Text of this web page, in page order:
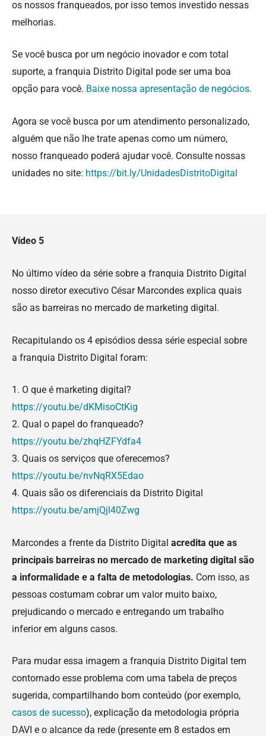
os nossos franqueados, por isso temos investido nessas
melhorias.
Se você busca por um negócio inovador e com total
suporte, a franquia Distrito Digital pode ser uma boa
opção para você. Baixe nossa apresentação de negócios.
Agora se você busca por um atendimento personalizado,
alguém que não lhe trate apenas como um número,
nosso franqueado poderá ajudar você. Consulte nossas
unidades no site: https://bit.ly/UnidadesDistritoDigital
Vídeo 5
No último vídeo da série sobre a franquia Distrito Digital
nosso diretor executivo César Marcondes explica quais
são as barreiras no mercado de marketing digital.
Recapitulando os 4 episódios dessa série especial sobre
a franquia Distrito Digital foram:
1. O que é marketing digital?
https://youtu.be/dKMisoCtKig
2. Qual o papel do franqueado?
https://youtu.be/zhqHZFYdfa4
3. Quais os serviços que oferecemos?
https://youtu.be/nvNqRX5Edao
4. Quais são os diferenciais da Distrito Digital
https://youtu.be/amjQjl40Zwg
Marcondes a frente da Distrito Digital acredita que as
principais barreiras no mercado de marketing digital são
a informalidade e a falta de metodologias. Com isso, as
pessoas costumam cobrar um valor muito baixo,
prejudicando o mercado e entregando um trabalho
inferior em alguns casos.
Para mudar essa imagem a franquia Distrito Digital tem
contornado esse problema com uma tabela de preços
sugerida, compartilhando bom conteúdo (por exemplo,
casos de sucesso), explicação da metodologia própria
DAVI e o alcance da rede (presente em 8 estados em